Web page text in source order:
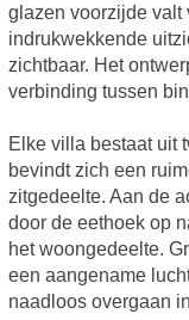
glazen voorzijde valt
indrukwekkende
zichtbaar. Het
verbinding tussen
Elke villa bestaat uit
bevindt zich een
zitgedeelte. Aan de
door de eethoek op
het woongedeelte.
een aangename
naadloos overgaan